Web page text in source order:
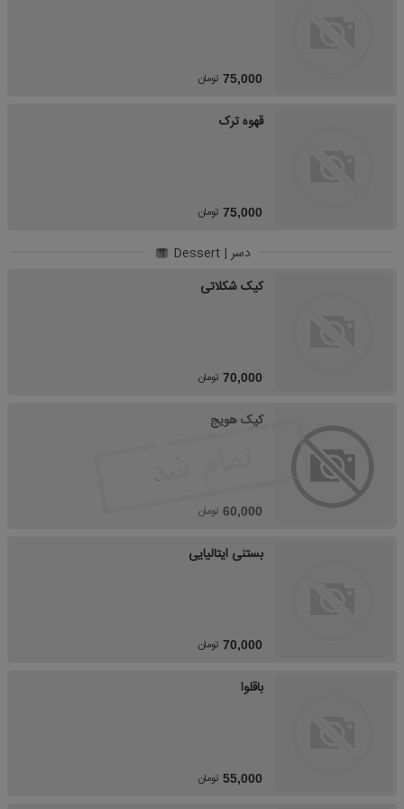
75,000 تومان
قهوه ترک
75,000 تومان
دسر | Dessert
کیک شکلاتی
70,000 تومان
کیک هویج
60,000 تومان
بستنی ایتالیایی
70,000 تومان
باقلوا
55,000 تومان